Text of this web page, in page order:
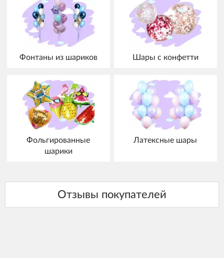
Фонтаны из шариков Шары с конфетти
Фольгированные
шарики
Латексные шары